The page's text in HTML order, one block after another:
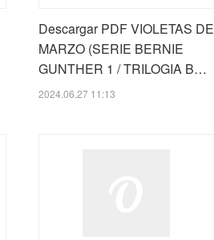
Descargar PDF VIOLETAS DE
MARZO (SERIE BERNIE
GUNTHER 1 / TRILOGIA B…
2024.06.27 11:13